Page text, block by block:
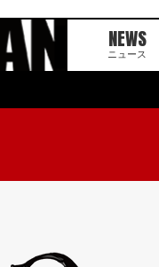
NEWS
ニュース